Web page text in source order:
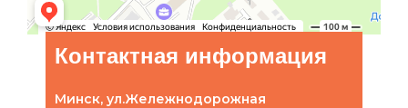
Контактная информация
Минск, ул.Жележнодорожная